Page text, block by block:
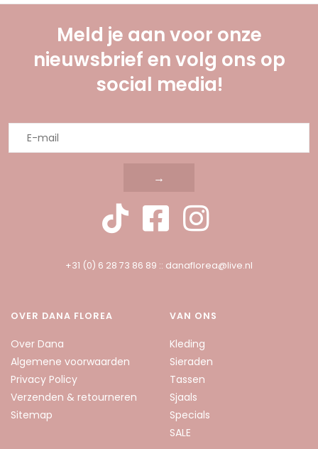
Meld je aan voor onze
nieuwsbrief en volg ons op
social media!
→
+31 (0) 6 28 73 86 89 :: danaflorea@live.nl
OVER DANA FLOREA
Over Dana
Algemene voorwaarden
Privacy Policy
Verzenden & retourneren
Sitemap
VAN ONS
Kleding
Sieraden
Tassen
Sjaals
Specials
SALE